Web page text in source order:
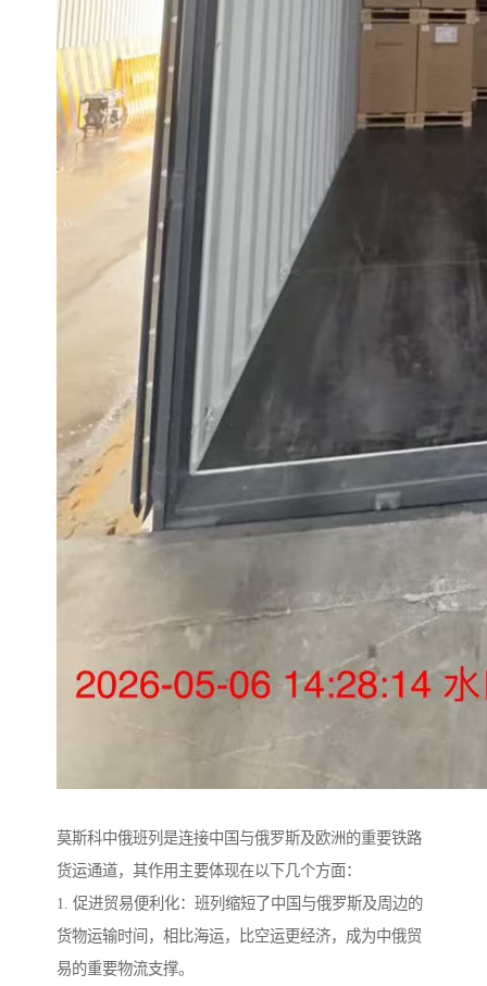
莫斯科中俄班列是连接中国与俄罗斯及欧洲的重要铁路
货运通道，其作用主要体现在以下几个方面：
1. 促进贸易便利化：班列缩短了中国与俄罗斯及周边的
货物运输时间，相比海运，比空运更经济，成为中俄贸
易的重要物流支撑。